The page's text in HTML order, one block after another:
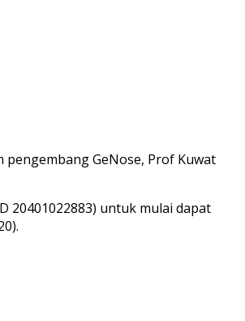
pengembang GeNose, Prof Kuwat
20401022883) untuk mulai dapat